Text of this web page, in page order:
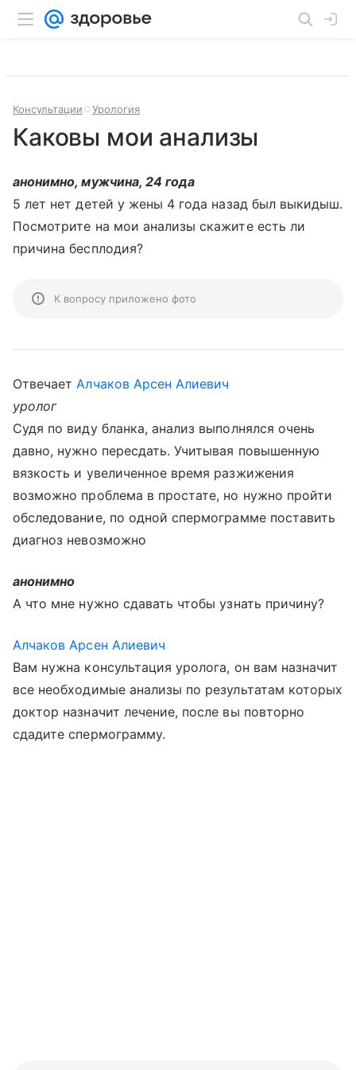
Консультации Урология
Каковы мои анализы
анонимно, мужчина, 24 года
5 лет нет детей у жены 4 года назад был выкидыш.
Посмотрите на мои анализы скажите есть ли
причина бесплодия?
К вопросу приложено фото
ОтвечаетАлчаков Арсен Алиевич
уролог
Судя по виду бланка, анализ выполнялся очень
давно, нужно пересдать. Учитывая повышенную
вязкость и увеличенное время разжижения
возможно проблема в простате, но нужно пройти
обследование, по одной спермограмме поставить
диагноз невозможно
анонимно
А что мне нужно сдавать чтобы узнать причину?
Алчаков Арсен Алиевич
Вам нужна консультация уролога, он вам назначит
все необходимые анализы по результатам которых
доктор назначит лечение, после вы повторно
сдадите спермограмму.